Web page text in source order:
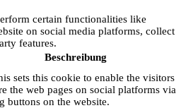
certain functionalities like
on social media platforms, collect
features.
Beschreibung
sets this cookie to enable the visitors
the web pages on social platforms via
buttons on the website.